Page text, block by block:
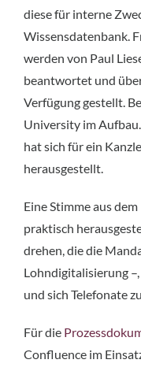
diese für interne
Wissensdatenbank.
werden von Paul
beantwortet und
Verfügung gestellt.
University im
hat sich für ein
herausgestellt.
Eine Stimme aus
praktisch
drehen, die die
Lohndigitalisierung
und sich Telefonate
Für die
Confluence im